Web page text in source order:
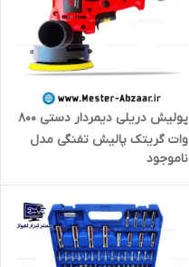
پولیش دریلی دیمردار دستی 800
وات گریتک پالیش تفنگی مدل
GREATEC 800W polisher
ناموجود